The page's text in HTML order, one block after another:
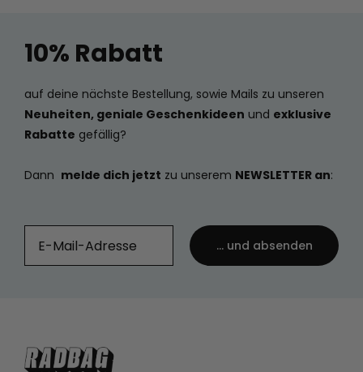
10% Rabatt
auf deine nächste Bestellung, sowie Mails zu unseren
Neuheiten, geniale Geschenkideen und exklusive
Rabatte gefällig?
Dann melde dich jetzt zu unserem NEWSLETTER an:
... und absenden